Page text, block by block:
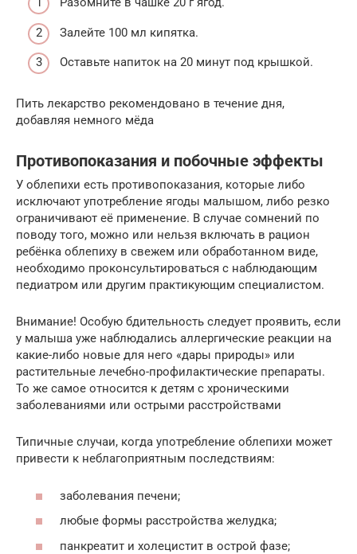
Залейте 100 мл кипятка.
Оставьте напиток на 20 минут под крышкой.
Пить лекарство рекомендовано в течение дня,
добавляя немного мёда
Противопоказания и побочные эффекты
У облепихи есть противопоказания, которые либо
исключают употребление ягоды малышом, либо резко
ограничивают её применение. В случае сомнений по
поводу того, можно или нельзя включать в рацион
ребёнка облепиху в свежем или обработанном виде,
необходимо проконсультироваться с наблюдающим
педиатром или другим практикующим специалистом.
Внимание! Особую бдительность следует проявить, если
у малыша уже наблюдались аллергические реакции на
какие-либо новые для него «дары природы» или
растительные лечебно-профилактические препараты.
То же самое относится к детям с хроническими
заболеваниями или острыми расстройствами
Типичные случаи, когда употребление облепихи может
привести к неблагоприятным последствиям:
заболевания печени;
любые формы расстройства желудка;
панкреатит и холецистит в острой фазе;